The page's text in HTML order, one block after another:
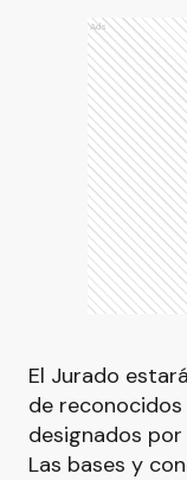
Ads
El Jurado
de
designados
Las bases y